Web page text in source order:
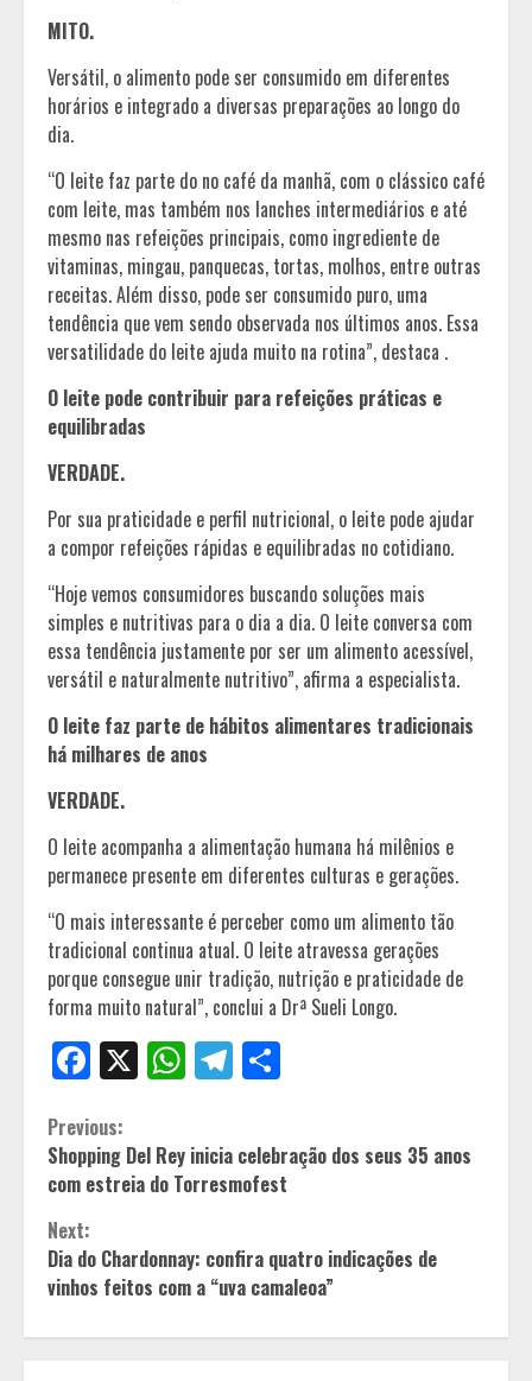
MITO.
Versátil, o alimento pode ser consumido em diferentes
horários e integrado a diversas preparações ao longo do
dia.
“O leite faz parte do no café da manhã, com o clássico café
com leite, mas também nos lanches intermediários e até
mesmo nas refeições principais, como ingrediente de
vitaminas, mingau, panquecas, tortas, molhos, entre outras
receitas. Além disso, pode ser consumido puro, uma
tendência que vem sendo observada nos últimos anos. Essa
versatilidade do leite ajuda muito na rotina”, destaca .
O leite pode contribuir para refeições práticas e
equilibradas
VERDADE.
Por sua praticidade e perfil nutricional, o leite pode ajudar
a compor refeições rápidas e equilibradas no cotidiano.
“Hoje vemos consumidores buscando soluções mais
simples e nutritivas para o dia a dia. O leite conversa com
essa tendência justamente por ser um alimento acessível,
versátil e naturalmente nutritivo”, afirma a especialista.
O leite faz parte de hábitos alimentares tradicionais
há milhares de anos
VERDADE.
O leite acompanha a alimentação humana há milênios e
permanece presente em diferentes culturas e gerações.
“O mais interessante é perceber como um alimento tão
tradicional continua atual. O leite atravessa gerações
porque consegue unir tradição, nutrição e praticidade de
forma muito natural”, conclui a Drª Sueli Longo.
Facebook
X WhatsApp
Telegram
Continue
Reading
Previous:
Shopping Del Rey inicia celebração dos seus 35 anos
com estreia do Torresmofest
Next:
Dia do Chardonnay: confira quatro indicações de
vinhos feitos com a “uva camaleoa”